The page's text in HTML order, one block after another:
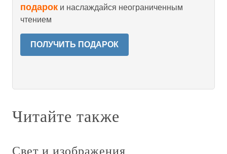
подарок и наслаждайся неограниченным
чтением
ПОЛУЧИТЬ ПОДАРОК
Читайте также
Свет и изображения